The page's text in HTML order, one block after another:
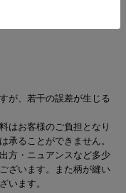
が、若干の誤差が生じる
はお客様のご負担となり
承ることができません。
方・ニュアンスなど多少
ざいます。また柄が縫い
います。